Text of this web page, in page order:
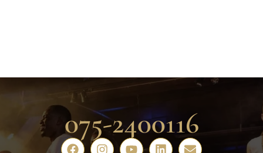
075-2400116